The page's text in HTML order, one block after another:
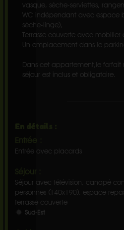
vasque, sèche-serviettes,
WC indépendant avec espace
sèche-linge),
Terrasse couverte avec mobilier
Un emplacement dans le
Dans cet appartement,le
séjour est inclus et obligatoire.
En détails :
Entrée :
Entrée avec placards
Séjour :
Séjour avec télévision, canapé
personnes (140x190), espace
terrasse couverte
Sud-Est